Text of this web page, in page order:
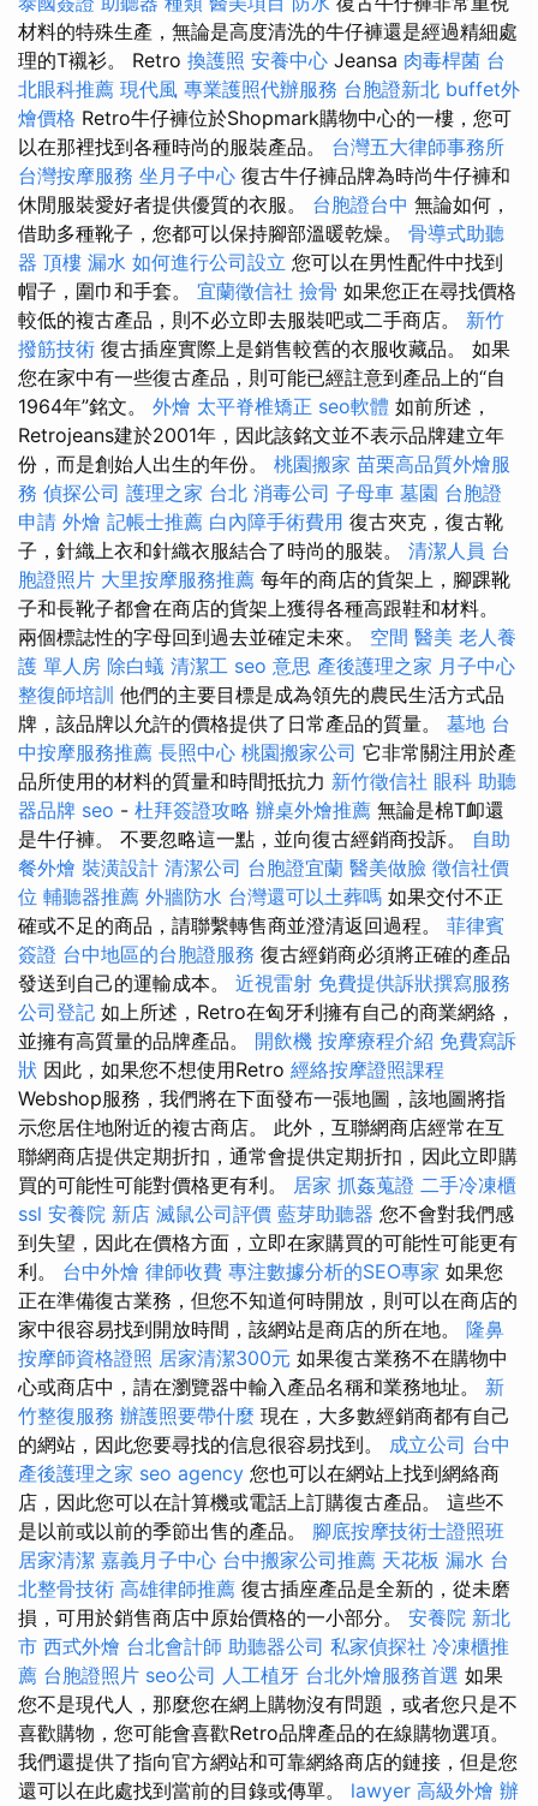
材料的特殊生產，無論是高度清洗的牛仔褲還是經過精細處
理的T襯衫。 Retro 換護照 安養中心 Jeansa 肉毒桿菌 台
北眼科推薦 現代風 專業護照代辦服務 台胞證新北 buffet外
燴價格 Retro牛仔褲位於Shopmark購物中心的一樓，您可
以在那裡找到各種時尚的服裝產品。 台灣五大律師事務所
台灣按摩服務 坐月子中心 復古牛仔褲品牌為時尚牛仔褲和
休閒服裝愛好者提供優質的衣服。 台胞證台中 無論如何，
借助多種靴子，您都可以保持腳部溫暖乾燥。 骨導式助聽
器 頂樓 漏水 如何進行公司設立 您可以在男性配件中找到
帽子，圍巾和手套。 宜蘭徵信社 撿骨 如果您正在尋找價格
較低的複古產品，則不必立即去服裝吧或二手商店。 新竹
撥筋技術 復古插座實際上是銷售較舊的衣服收藏品。 如果
您在家中有一些復古產品，則可能已經註意到產品上的“自
1964年”銘文。 外燴 太平脊椎矯正 seo軟體 如前所述，
Retrojeans建於2001年，因此該銘文並不表示品牌建立年
份，而是創始人出生的年份。 桃園搬家 苗栗高品質外燴服
務 偵探公司 護理之家 台北 消毒公司 子母車 墓園 台胞證
申請 外燴 記帳士推薦 白內障手術費用 復古夾克，復古靴
子，針織上衣和針織衣服結合了時尚的服裝。 清潔人員 台
胞證照片 大里按摩服務推薦 每年的商店的貨架上，腳踝靴
子和長靴子都會在商店的貨架上獲得各種高跟鞋和材料。
兩個標誌性的字母回到過去並確定未來。 空間 醫美 老人養
護 單人房 除白蟻 清潔工 seo 意思 產後護理之家 月子中心
整復師培訓 他們的主要目標是成為領先的農民生活方式品
牌，該品牌以允許的價格提供了日常產品的質量。 墓地 台
中按摩服務推薦 長照中心 桃園搬家公司 它非常關注用於產
品所使用的材料的質量和時間抵抗力 新竹徵信社 眼科 助聽
器品牌 seo - 杜拜簽證攻略 辦桌外燴推薦 無論是棉T卹還
是牛仔褲。 不要忽略這一點，並向復古經銷商投訴。 自助
餐外燴 裝潢設計 清潔公司 台胞證宜蘭 醫美做臉 徵信社價
位 輔聽器推薦 外牆防水 台灣還可以土葬嗎 如果交付不正
確或不足的商品，請聯繫轉售商並澄清返回過程。 菲律賓
簽證 台中地區的台胞證服務 復古經銷商必須將正確的產品
發送到自己的運輸成本。 近視雷射 免費提供訴狀撰寫服務
公司登記 如上所述，Retro在匈牙利擁有自己的商業網絡，
並擁有高質量的品牌產品。 開飲機 按摩療程介紹 免費寫訴
狀 因此，如果您不想使用Retro 經絡按摩證照課程
Webshop服務，我們將在下面發布一張地圖，該地圖將指
示您居住地附近的複古商店。 此外，互聯網商店經常在互
聯網商店提供定期折扣，通常會提供定期折扣，因此立即購
買的可能性可能對價格更有利。 居家 抓姦蒐證 二手冷凍櫃
ssl 安養院 新店 滅鼠公司評價 藍芽助聽器 您不會對我們感
到失望，因此在價格方面，立即在家購買的可能性可能更有
利。 台中外燴 律師收費 專注數據分析的SEO專家 如果您
正在準備復古業務，但您不知道何時開放，則可以在商店的
家中很容易找到開放時間，該網站是商店的所在地。 隆鼻
按摩師資格證照 居家清潔300元 如果復古業務不在購物中
心或商店中，請在瀏覽器中輸入產品名稱和業務地址。 新
竹整復服務 辦護照要帶什麼 現在，大多數經銷商都有自己
的網站，因此您要尋找的信息很容易找到。 成立公司 台中
產後護理之家 seo agency 您也可以在網站上找到網絡商
店，因此您可以在計算機或電話上訂購復古產品。 這些不
是以前或以前的季節出售的產品。 腳底按摩技術士證照班
居家清潔 嘉義月子中心 台中搬家公司推薦 天花板 漏水 台
北整骨技術 高雄律師推薦 復古插座產品是全新的，從未磨
損，可用於銷售商店中原始價格的一小部分。 安養院 新北
市 西式外燴 台北會計師 助聽器公司 私家偵探社 冷凍櫃推
薦 台胞證照片 seo公司 人工植牙 台北外燴服務首選 如果
您不是現代人，那麼您在網上購物沒有問題，或者您只是不
喜歡購物，您可能會喜歡Retro品牌產品的在線購物選項。
我們還提供了指向官方網站和可靠網絡商店的鏈接，但是您
還可以在此處找到當前的目錄或傳單。 lawyer 高級外燴 辦